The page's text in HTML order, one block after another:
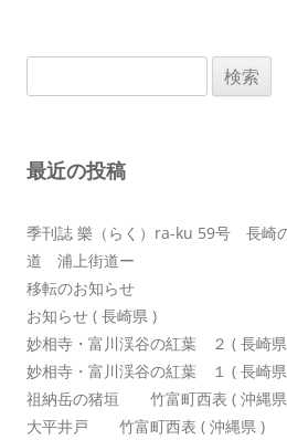
ョ
索:
最近の投稿
季刊誌 樂（らく）ra-ku 59号 長崎
道 浦上街道ー
移転のお知らせ
お知らせ ( 長崎県 )
妙相寺・富川渓谷の紅葉 ２ ( 長崎
妙相寺・富川渓谷の紅葉 １ ( 長崎
祖納岳の猪垣 竹富町西表 ( 沖縄
大平井戸 竹富町西表 ( 沖縄県 )